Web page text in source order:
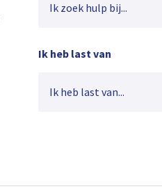
Ik zoek hulp bij...
Ik heb last van
Ik heb last van...